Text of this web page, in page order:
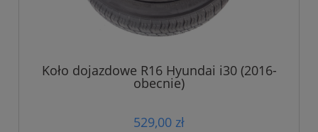
Koło dojazdowe R16 Hyundai i30 (2016-
obecnie)
529,00 zł